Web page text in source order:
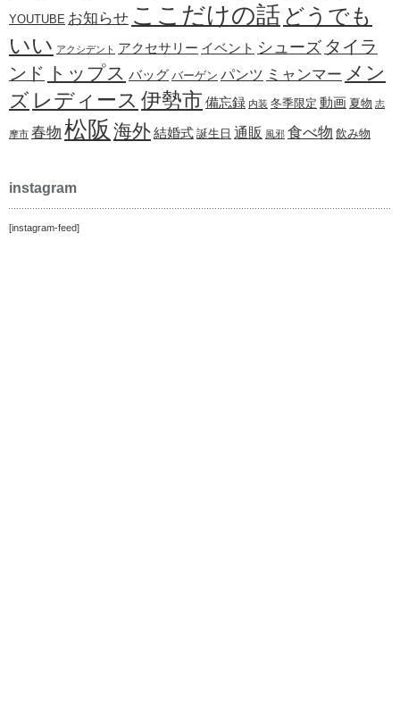
YOUTUBE お知らせ ここだけの話 どうでも
いい アクシデント アクセサリー イベント シューズ タイラ
ンド トップス バッグ バーゲン パンツ ミャンマー メン
ズ レディース 伊勢市 備忘録 内装 冬季限定 動画 夏物 志
摩市 春物 松阪 海外結婚式 誕生日 通販 風邪 食べ物 飲み物
instagram
[instagram-feed]